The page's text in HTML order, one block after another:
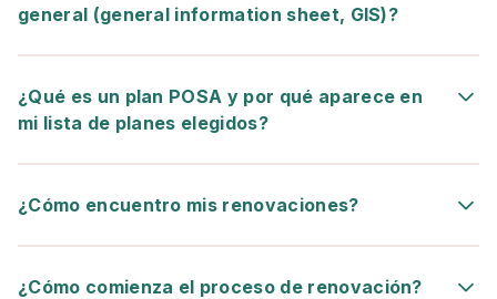
general (general information sheet, GIS)?
¿Qué es un plan POSA y por qué aparece en
mi lista de planes elegidos?
¿Cómo encuentro mis renovaciones?
¿Cómo comienza el proceso de renovación?